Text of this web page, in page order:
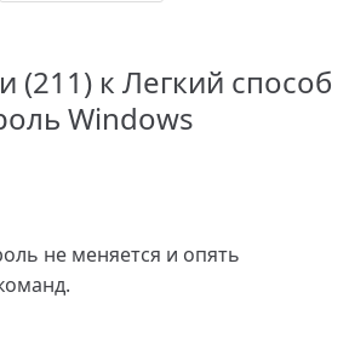
(211) к Легкий способ
Windows
не меняется и опять